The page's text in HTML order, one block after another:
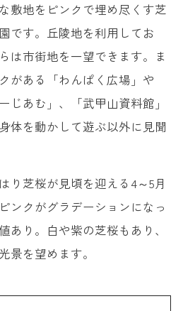
敷地をピンクで埋め尽くす芝
です。丘陵地を利用してお
は市街地を一望できます。ま
がある「わんぱく広場」や
じあむ」、「武甲山資料館」
体を動かして遊ぶ以外に見聞
り芝桜が見頃を迎える4～5月
ンクがグラデーションになっ
あり。白や紫の芝桜もあり、
景を望めます。